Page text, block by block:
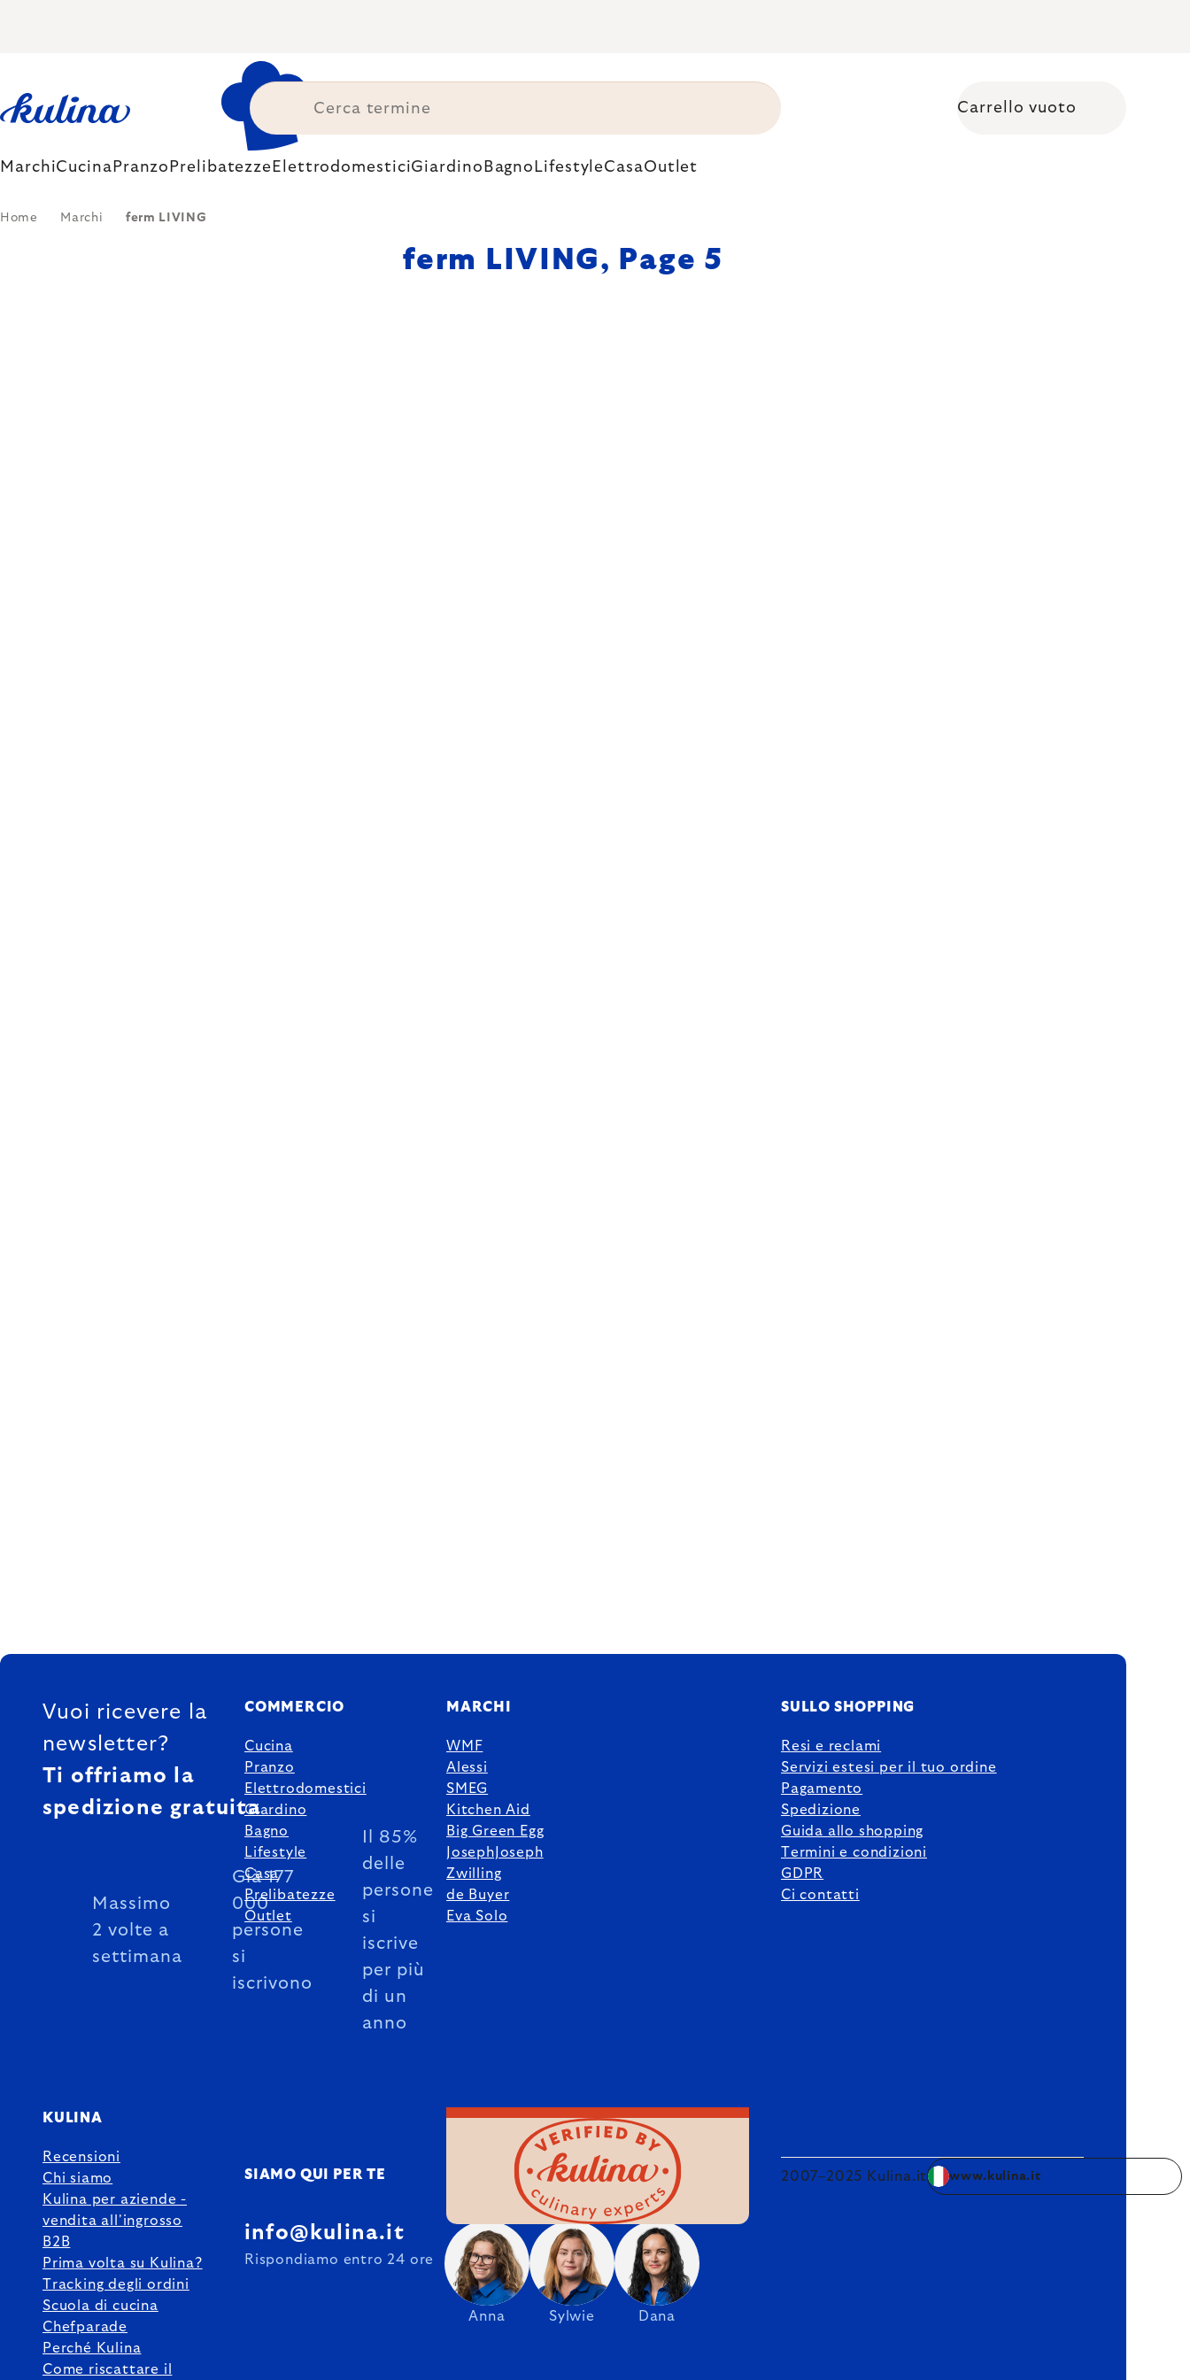
Carrello vuoto
MarchiCucina Pranzo Prelibatezze ElettrodomesticiGiardino Bagno LifestyleCasaOutlet
Home Marchi ferm LIVING
ferm LIVING, Page 5
FOOTER
Vuoi ricevere la
newsletter?
Ti offriamo la
spedizione gratuita
Massimo
2 volte a
settimana
Già 177
000
persone
si
iscrivono
Il 85%
delle
persone
si
iscrive
per più
di un
anno
COMMERCIO
Cucina
Pranzo
Elettrodomestici
Giardino
Bagno
Lifestyle
Casa
Prelibatezze
Outlet
MARCHI
WMF
Alessi
SMEG
Kitchen Aid
Big Green Egg
JosephJoseph
Zwilling
de Buyer
Eva Solo
SULLO SHOPPING
Resi e reclami
Servizi estesi per il tuo ordine
Pagamento
Spedizione
Guida allo shopping
Termini e condizioni
GDPR
Ci contatti
KULINA
Recensioni
Chi siamo
Kulina per aziende -
vendita all'ingrosso
B2B
Prima volta su Kulina?
Tracking degli ordini
Scuola di cucina
Chefparade
Perché Kulina
Come riscattare il
SIAMO QUI PER TE
Anna Sylwie Dana
info@kulina.it
Rispondiamo entro 24 ore
2007–2025 Kulina.it www.kulina.it